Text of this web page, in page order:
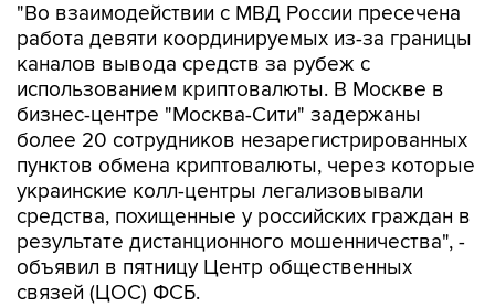
"Во взаимодействии с МВД России пресечена
работа девяти координируемых из-за границы
каналов вывода средств за рубеж с
использованием криптовалюты. В Москве в
бизнес-центре "Москва-Сити" задержаны
более 20 сотрудников незарегистрированных
пунктов обмена криптовалюты, через которые
украинские колл-центры легализовывали
средства, похищенные у российских граждан в
результате дистанционного мошенничества", -
объявил в пятницу Центр общественных
связей (ЦОС) ФСБ.